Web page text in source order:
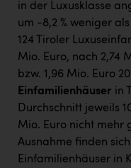
in der Luxusklasse
um -8,2 % weniger
124 Tiroler
Mio. Euro, nach 2,74
bzw. 1,96 Mio. Euro
Einfamilienhäuser in
Durchschnitt jeweils
Mio. Euro nicht mehr
Ausnahme finden
Einfamilienhäuser in